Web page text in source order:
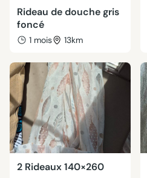
Rideau de douche gris
foncé
1 mois 13km
2 Rideaux 140×260